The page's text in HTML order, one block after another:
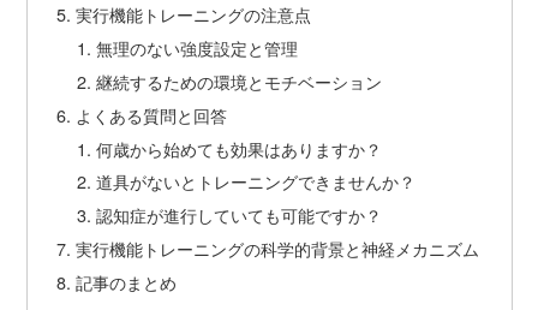
実行機能トレーニングの注意点
無理のない強度設定と管理
継続するための環境とモチベーション
よくある質問と回答
何歳から始めても効果はありますか？
道具がないとトレーニングできませんか？
認知症が進行していても可能ですか？
実行機能トレーニングの科学的背景と神経メカニズム
記事のまとめ